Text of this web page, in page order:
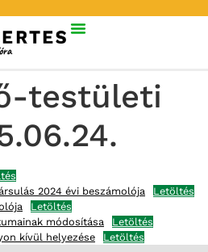
testületi
2024 évi beszámolója
Letöltés
Letöltés
módosítása
Letöltés
kívül helyezése
Letöltés